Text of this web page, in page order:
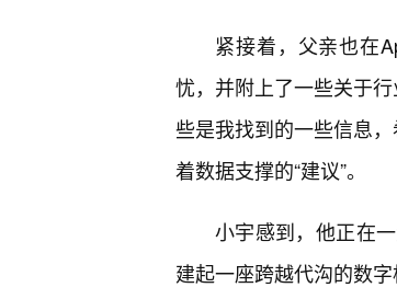
紧接着，父亲也在
忧，并附上了一些关于
些是我找到的一些信息
着数据支撑的“建议”。
小宇感到，他正在
建起一座跨越代沟的数